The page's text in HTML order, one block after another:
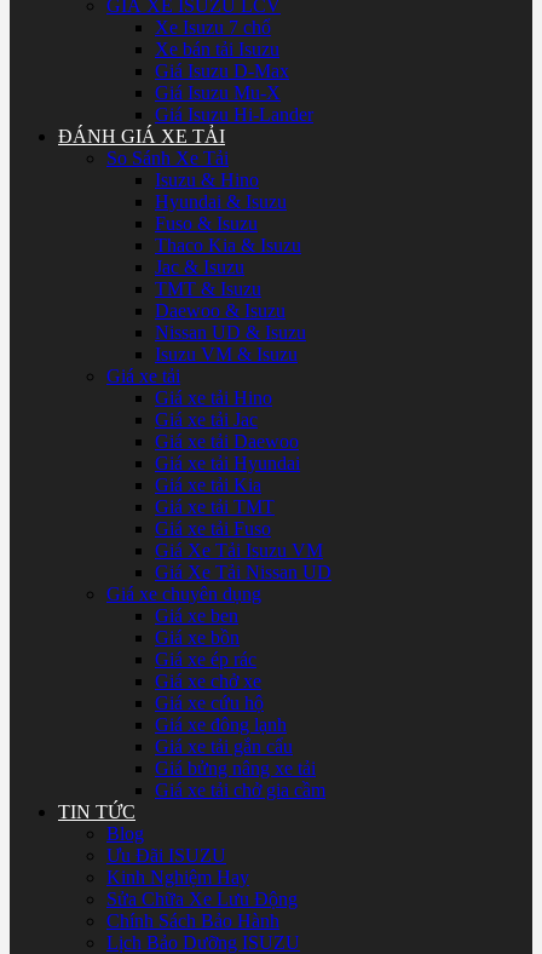
GIÁ XE ISUZU LCV
Xe Isuzu 7 chổ
Xe bán tải Isuzu
Giá Isuzu D-Max
Giá Isuzu Mu-X
Giá Isuzu Hi-Lander
ĐÁNH GIÁ XE TẢI
So Sánh Xe Tải
Isuzu & Hino
Hyundai & Isuzu
Fuso & Isuzu
Thaco Kia & Isuzu
Jac & Isuzu
TMT & Isuzu
Daewoo & Isuzu
Nissan UD & Isuzu
Isuzu VM & Isuzu
Giá xe tải
Giá xe tải Hino
Giá xe tải Jac
Giá xe tải Daewoo
Giá xe tải Hyundai
Giá xe tải Kia
Giá xe tải TMT
Giá xe tải Fuso
Giá Xe Tải Isuzu VM
Giá Xe Tải Nissan UD
Giá xe chuyên dụng
Giá xe ben
Giá xe bồn
Giá xe ép rác
Giá xe chở xe
Giá xe cứu hộ
Giá xe đông lạnh
Giá xe tải gắn cẩu
Giá bửng nâng xe tải
Giá xe tải chở gia cầm
TIN TỨC
Blog
Ưu Đãi ISUZU
Kinh Nghiệm Hay
Sửa Chữa Xe Lưu Động
Chính Sách Bảo Hành
Lịch Bảo Dưỡng ISUZU